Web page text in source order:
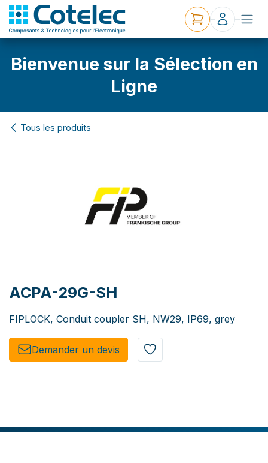
Bienvenue sur la Sélection en
Ligne
Tous les produits
ACPA-29G-SH
FIPLOCK, Conduit coupler SH, NW29, IP69, grey
Demander un de​​vis​​